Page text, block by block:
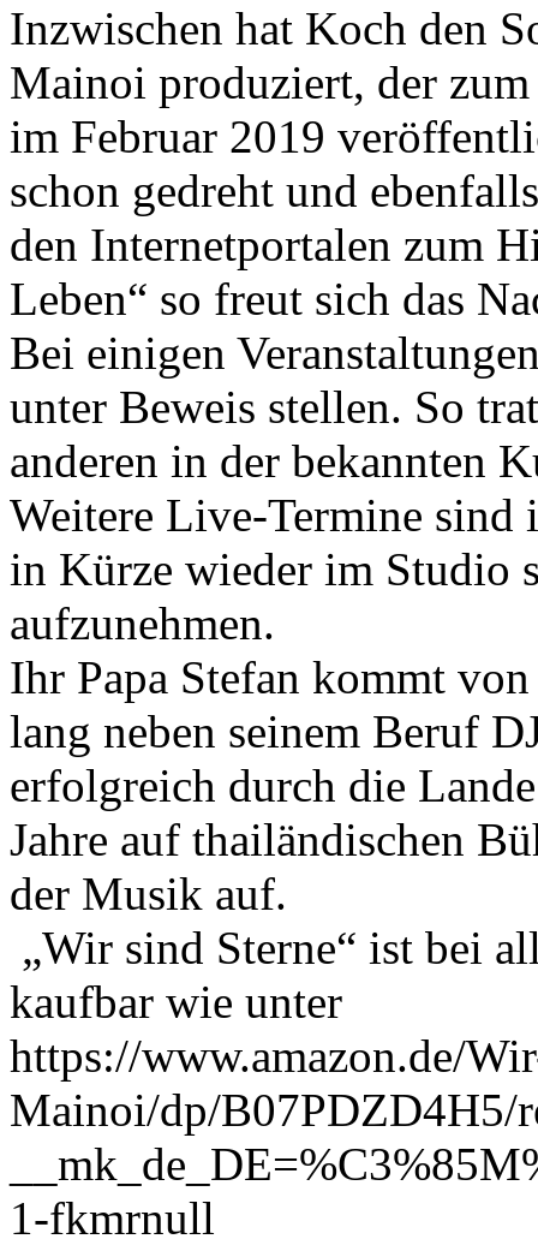
Inzwischen hat Koch den
Mainoi produziert, der
im Februar 2019
schon gedreht und
den Internetportalen zum
Leben“ so freut sich das
Bei einigen
unter Beweis stellen. So
anderen in der bekannten
Weitere Live-Termine sind
in Kürze wieder im Studio
aufzunehmen.
Ihr Papa Stefan kommt
lang neben seinem Beruf
erfolgreich durch die
Jahre auf thailändischen
der Musik auf.
„Wir sind Sterne“ ist bei
kaufbar wie unter
https://www.amazon.de/
Mainoi/dp/B07PDZD4H5/
1-fkmrnull